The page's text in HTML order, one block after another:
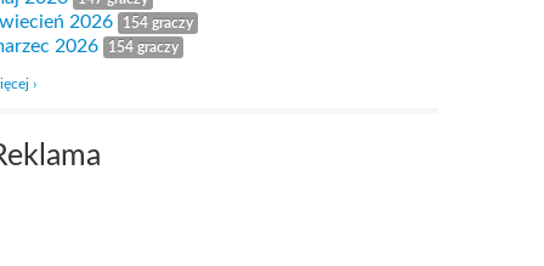
2026 154 graczy
2026 154 graczy
›